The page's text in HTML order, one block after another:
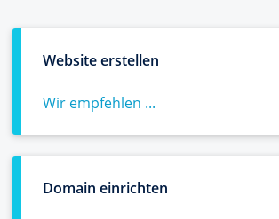
Website erstellen
Wir empfehlen ...
Domain einrichten